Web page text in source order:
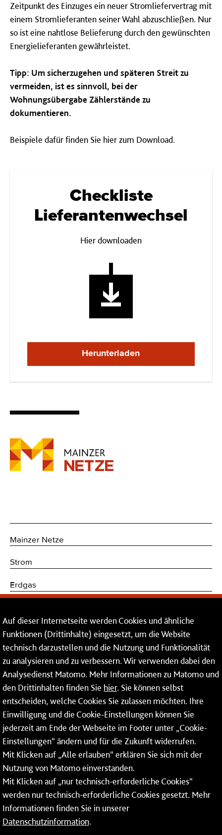
Zeitpunkt des Einzuges ein neuer Stromliefervertrag mit
einem Stromlieferanten seiner Wahl abzuschließen. Nur
so ist eine nahtlose Belieferung durch den gewünschten
Energielieferanten gewährleistet.
Tipp: Um sicherzugehen und späteren Streit zu
vermeiden, ist es sinnvoll, bei der
Wohnungsübergabe Zählerstände zu
dokumentieren.
Beispiele dafür finden Sie hier zum Download.
Checkliste
Lieferantenwechsel
Hier downloaden
Herunterladen
Mainzer Netze
Strom
Erdgas
Kommunikations- und Sicherheitstechnik
Service
Mainzer Netze GmbH
Rheinallee 41
55118 Mainz
Tel.:06131 - 12 74 74
Fax: 06131 - 12 74 77
Auf dieser Internetseite werden Cookies und ähnliche
Funktionen (Drittinhalte) eingesetzt, um die Website
technisch darzustellen und die Nutzung und Funktionalität
zu analysieren und zu verbessern. Wir verwenden dabei den
Analysedienst Matomo. Mehr Informationen zu Matomo und
den Drittinhalten finden Sie hier. Sie können selbst
entscheiden, welche Cookies Sie zulassen möchten. Ihre
Einwilligung und die Cookie-Einstellungen können Sie
jederzeit am Ende der Webseite im Footer unter „Cookie-
Einstellungen“ ändern und für die Zukunft widerrufen.
Mit Klicken auf „Alle erlauben“ erklären Sie sich mit der
Nutzung von Matomo einverstanden.
Mit Klicken auf „nur technisch-erforderliche Cookies“
werden nur technisch-erforderliche Cookies gesetzt. Mehr
Informationen finden Sie in unserer
Datenschutzinformation.